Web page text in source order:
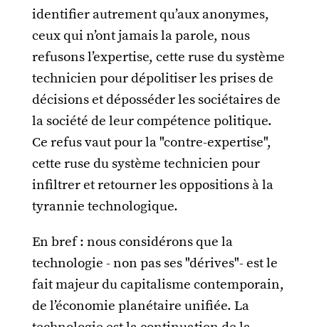
identifier autrement qu’aux anonymes,
ceux qui n’ont jamais la parole, nous
refusons l’expertise, cette ruse du système
technicien pour dépolitiser les prises de
décisions et déposséder les sociétaires de
la société de leur compétence politique.
Ce refus vaut pour la "contre-expertise",
cette ruse du système technicien pour
infiltrer et retourner les oppositions à la
tyrannie technologique.
En bref : nous considérons que la
technologie - non pas ses "dérives"- est le
fait majeur du capitalisme contemporain,
de l’économie planétaire unifiée. La